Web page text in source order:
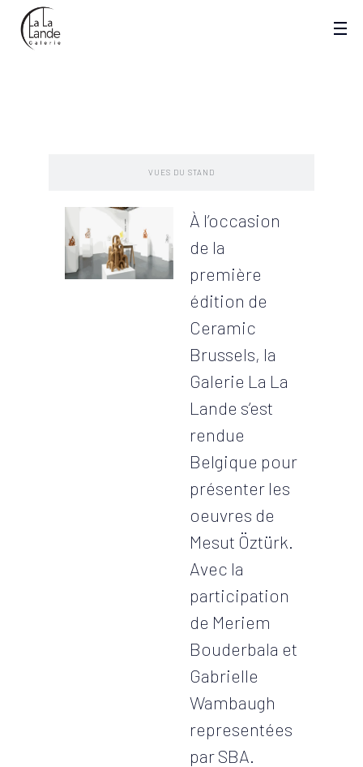
VUES DU STAND
À l’occasion
de la
première
édition de
Ceramic
Brussels, la
Galerie La La
Lande s’est
rendue
Belgique pour
présenter les
oeuvres de
Mesut Öztürk.
Avec la
participation
de Meriem
Bouderbala et
Gabrielle
Wambaugh
representées
par SBA.